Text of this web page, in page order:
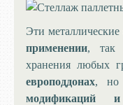
Эти металлические
применении, так
хранения любых
европоддонах,
модификаций